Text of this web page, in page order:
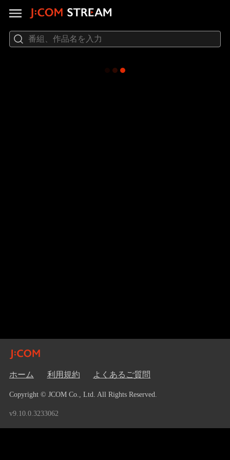
ホーム 利用規約 よくあるご質問
Copyright © JCOM Co., Ltd. All Rights Reserved.
v9.10.0.3233062